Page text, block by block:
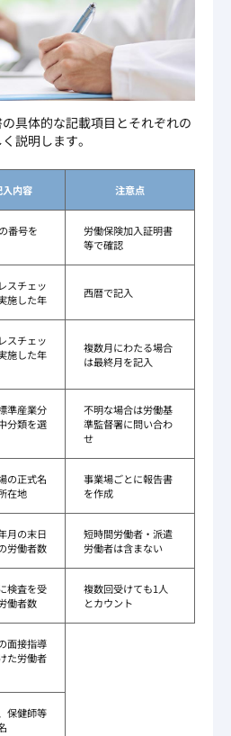
具体的な記載項目とそれぞれの
説明します。
入内容 注意点
番号を
労働保険加入証明書
等で確認
スチェッ
施した年
西暦で記入
スチェッ
施した年
複数月にわたる場合
は最終月を記入
準産業分
分類を選
不明な場合は労働基
準監督署に問い合わ
せ
の正式名
在地
事業場ごとに報告書
を作成
月の末日
労働者数
短時間労働者・派遣
労働者は含まない
検査を受
働者数
複数回受けても1人
とカウント
面接指導
た労働者
保健師等